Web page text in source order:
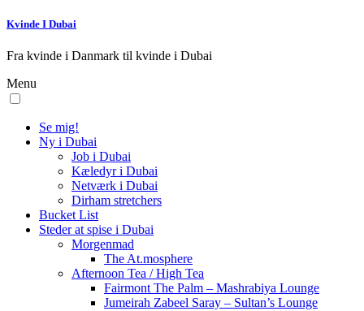
Kvinde I Dubai
Fra kvinde i Danmark til kvinde i Dubai
Menu
Se mig!
Ny i Dubai
Job i Dubai
Kæledyr i Dubai
Netværk i Dubai
Dirham stretchers
Bucket List
Steder at spise i Dubai
Morgenmad
The At.mosphere
Afternoon Tea / High Tea
Fairmont The Palm – Mashrabiya Lounge
Jumeirah Zabeel Saray – Sultan’s Lounge